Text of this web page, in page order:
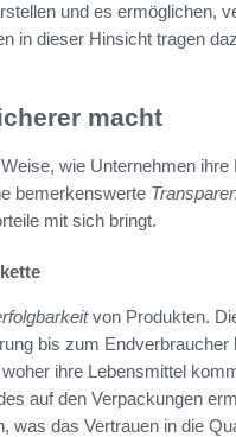
und es ermöglichen,
in dieser Hinsicht tragen
macht
wie Unternehmen
bemerkenswerte
mit sich bringt.
von Produkten.
bis zum
ihre Lebensmittel
auf den Verpackungen
was das Vertrauen in die